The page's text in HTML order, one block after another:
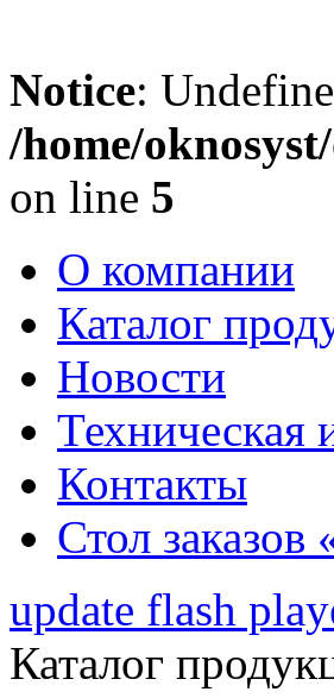
Notice:
/home/
on line 5
О компании
Каталог
Новости
Техническая
Контакты
Стол
update flash
Каталог